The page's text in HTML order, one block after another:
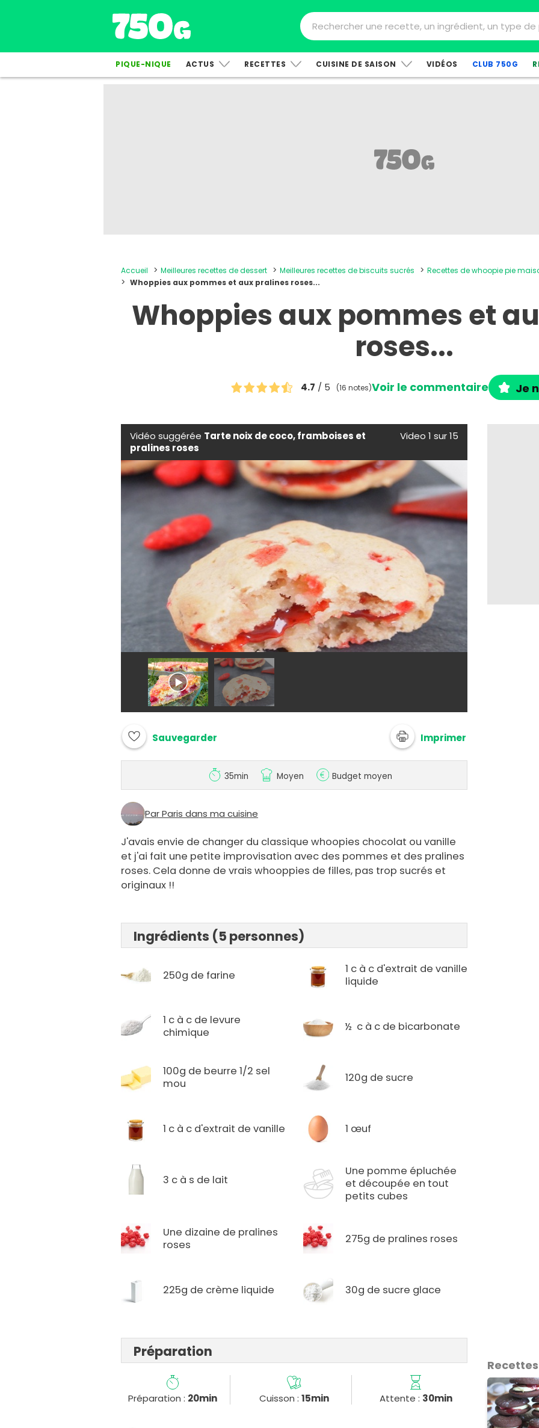
PIQUE-NIQUE ACTUS RECETTES CUISINE DE SAISON VIDÉOS CLUB 750G
Accueil Meilleures recettes de dessert Meilleures recettes de biscuits sucrés
Recettes de whoopie pie
Whoppies aux pommes et aux pralines roses...
Whoppies aux pommes et
roses...
4.7 / 5 (16 notes)Voir le commentaire Je
Vidéo suggérée Tarte noix de coco, framboises et
pralines roses
Video 1 sur 15
Sauvegarder Imprimer
35min Moyen Budget moyen
Par Paris dans ma cuisine
J'avais envie de changer du classique whoopies chocolat ou vanille
et j'ai fait une petite improvisation avec des pommes et des pralines
roses. Cela donne de vrais whooppies de filles, pas trop sucrés et
originaux !!
Ingrédients (5 personnes)
250g de farine
1 c à c d'extrait de vanille
liquide
1 c à c de levure
chimique
½ c à c de bicarbonate
100g de beurre 1/2 sel
mou
120g de sucre
1 c à c d'extrait de vanille 1 œuf
3 c à s de lait
Une pomme épluchée
et découpée en tout
petits cubes
Une dizaine de pralines
roses
275g de pralines roses
225g de crème liquide 30g de sucre glace
Préparation
Préparation : 20min Cuisson :15min Attente : 30min